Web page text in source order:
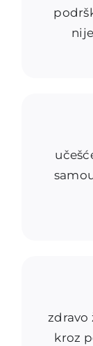
zdravo
kroz